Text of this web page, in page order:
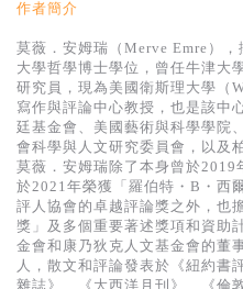
作者簡介
莫薇．安姆瑞（Merve Emre）
大學哲學博士學位，曾任牛津大
研究員，現為美國衛斯理大學（
寫作與評論中心教授，也是該中
廷基金會、美國藝術與科學學院
會科學與人文研究委員會，以及
莫薇．安姆瑞除了本身曾於2019
於2021年榮獲「羅伯特・B・西
評人協會的卓越評論獎之外，也
獎」及多個重要著述獎項和資助
金會和康乃狄克人文基金會的董
人，散文和評論發表於《紐約書
雜誌》、《大西洋月刊》、《倫